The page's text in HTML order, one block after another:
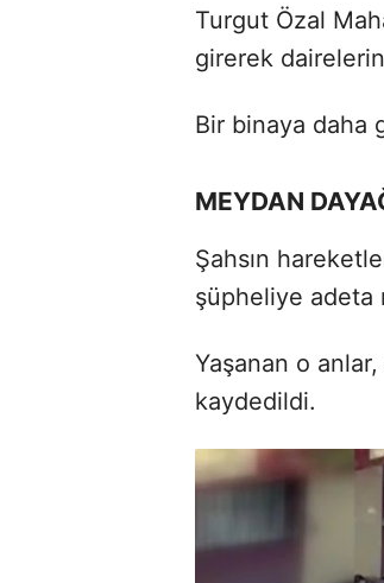
Turgut Özal
girerek dairelerin
Bir binaya daha
MEYDAN
Şahsın
şüpheliye adeta
Yaşanan o
kaydedildi.